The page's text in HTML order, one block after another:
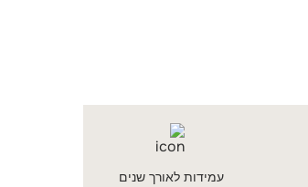
עמידות לאורך שנים